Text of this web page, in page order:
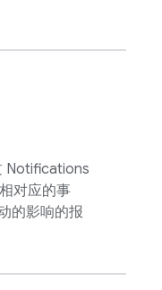
Notifications
对应的事
的影响的报